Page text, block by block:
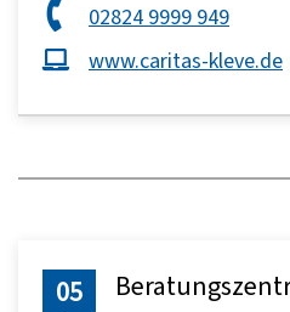
02824 9999 949
www.caritas-kleve.de
05